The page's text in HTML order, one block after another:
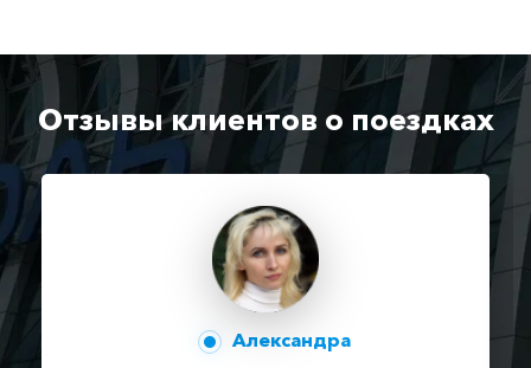
Отзывы клиентов о поездках
Александра